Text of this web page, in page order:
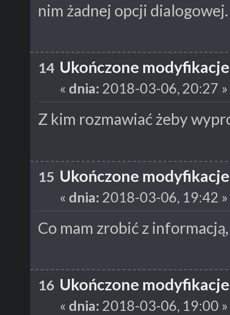
nim żadnej opcji
14 Ukończone modyfikacje
« dnia: 2018-03-06, 20:27 »
Z kim rozmawiać żeby
15 Ukończone modyfikacje
« dnia: 2018-03-06, 19:42 »
Co mam zrobić z
16 Ukończone modyfikacje
« dnia: 2018-03-06, 19:00 »